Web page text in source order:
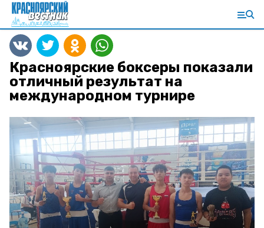
Красноярские боксеры показали
отличный результат на
международном турнире